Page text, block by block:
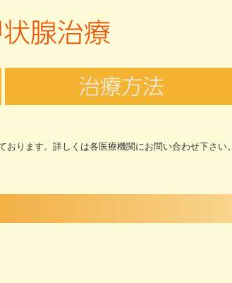
ります。詳しくは各医療機関にお問い合わせ下さい。